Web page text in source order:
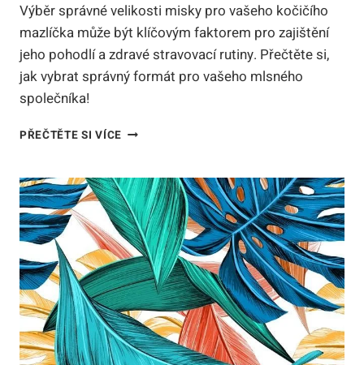
Výběr správné velikosti misky pro vašeho kočičího
mazlíčka může být klíčovým faktorem pro zajištění
jeho pohodlí a zdravé stravovací rutiny. Přečtěte si,
jak vybrat správný formát pro vašeho mlsného
společníka!
PŘEČTĚTE SI VÍCENEJLEPŠÍ
PRO
KOČKU:
JAK
VYBRAT
SPRÁVNÝ
FORMÁT
PRO
VAŠEHO
MLSNÉHO
SPOLEČNÍKA!